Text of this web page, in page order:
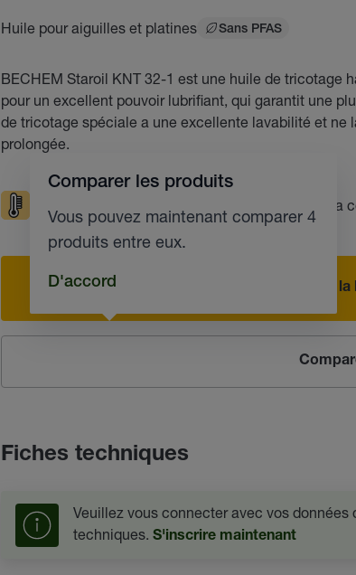
Huile pour aiguilles et platines Sans PFAS
BECHEM Staroil KNT 32-1 est une huile de tricotage
pour un excellent pouvoir lubrifiant, qui garantit une
de tricotage spéciale a une excellente lavabilité et ne
prolongée.
Protection contre la
Ajouter à
Comparer les produits
Vous pouvez maintenant comparer 4
produits entre eux.
D'accord
Fiches techniques
Veuillez vous connecter avec vos
techniques. S'inscrire maintenant